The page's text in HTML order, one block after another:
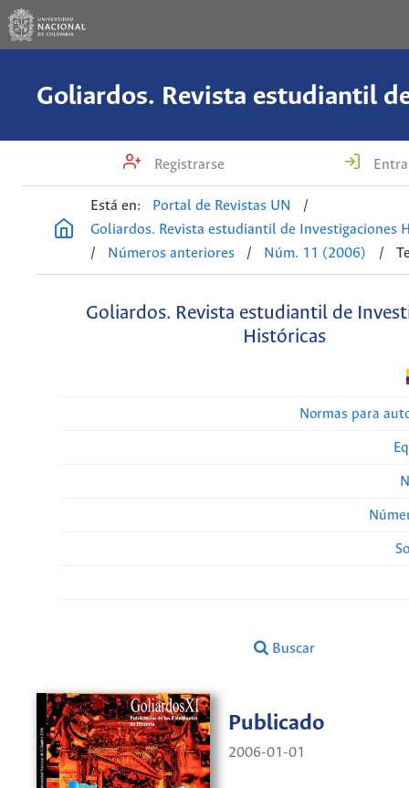
Registrarse
Está en: Portal de Revistas UN
/
Goliardos. Revista estudiantil de Investigaciones
/
Números anteriores / Núm. 11 (2006) /
Goliardos. Revista estudiantil de
Históricas
Normas para
Buscar
Publicado
2006-01-01